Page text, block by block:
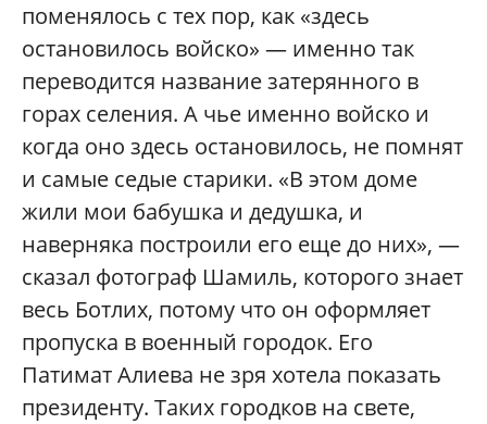
поменялось с тех пор, как «здесь
остановилось войско» — именно так
переводится название затерянного в
горах селения. А чье именно войско и
когда оно здесь остановилось, не помнят
и самые седые старики. «В этом доме
жили мои бабушка и дедушка, и
наверняка построили его еще до них», —
сказал фотограф Шамиль, которого знает
весь Ботлих, потому что он оформляет
пропуска в военный городок. Его
Патимат Алиева не зря хотела показать
президенту. Таких городков на свете,